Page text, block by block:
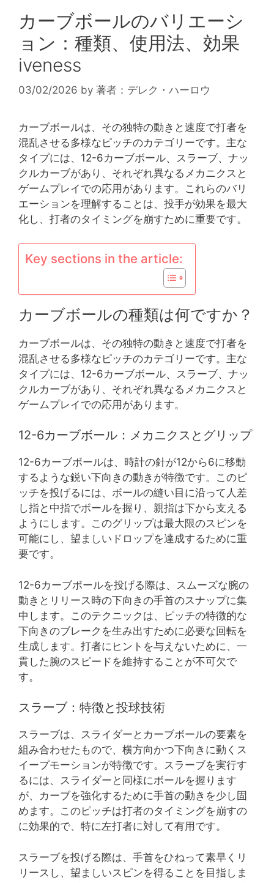
カーブボールのバリエーシ
ョン：種類、使用法、効果
iveness
03/02/2026 by 著者：デレク・ハーロウ
カーブボールは、その独特の動きと速度で打者を
混乱させる多様なピッチのカテゴリーです。主な
タイプには、12-6カーブボール、スラーブ、ナッ
クルカーブがあり、それぞれ異なるメカニクスと
ゲームプレイでの応用があります。これらのバリ
エーションを理解することは、投手が効果を最大
化し、打者のタイミングを崩すために重要です。
Key sections in the article:
カーブボールの種類は何ですか？
カーブボールは、その独特の動きと速度で打者を
混乱させる多様なピッチのカテゴリーです。主な
タイプには、12-6カーブボール、スラーブ、ナッ
クルカーブがあり、それぞれ異なるメカニクスと
ゲームプレイでの応用があります。
12-6カーブボール：メカニクスとグリップ
12-6カーブボールは、時計の針が12から6に移動
するような鋭い下向きの動きが特徴です。このピ
ッチを投げるには、ボールの縫い目に沿って人差
し指と中指でボールを握り、親指は下から支える
ようにします。このグリップは最大限のスピンを
可能にし、望ましいドロップを達成するために重
要です。
12-6カーブボールを投げる際は、スムーズな腕の
動きとリリース時の下向きの手首のスナップに集
中します。このテクニックは、ピッチの特徴的な
下向きのブレークを生み出すために必要な回転を
生成します。打者にヒントを与えないために、一
貫した腕のスピードを維持することが不可欠で
す。
スラーブ：特徴と投球技術
スラーブは、スライダーとカーブボールの要素を
組み合わせたもので、横方向かつ下向きに動くス
イープモーションが特徴です。スラーブを実行す
るには、スライダーと同様にボールを握ります
が、カーブを強化するために手首の動きを少し固
めます。このピッチは打者のタイミングを崩すの
に効果的で、特に左打者に対して有用です。
スラーブを投げる際は、手首をひねって素早くリ
リースし、望ましいスピンを得ることを目指しま